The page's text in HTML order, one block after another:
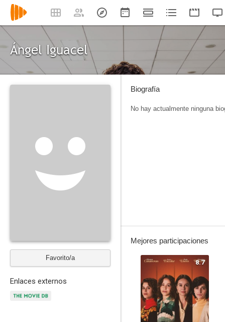
Ángel Iguacel
Favorito/a
Enlaces externos
Biografía
No hay actualmente ninguna
Mejores participaciones
8.7